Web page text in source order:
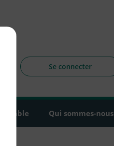
Se connecter
Qui sommes-nous